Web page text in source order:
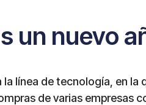
un nuevo
línea de tecnología, en la
de varias empresas